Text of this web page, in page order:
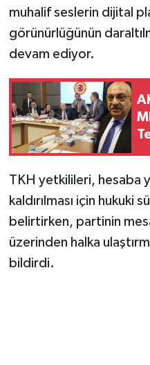
muhalif seslerin dijital
görünürlüğünün
devam ediyor.
TKH yetkilileri, hesaba
kaldırılması için hukuki
belirtirken, partinin
üzerinden halka
bildirdi.